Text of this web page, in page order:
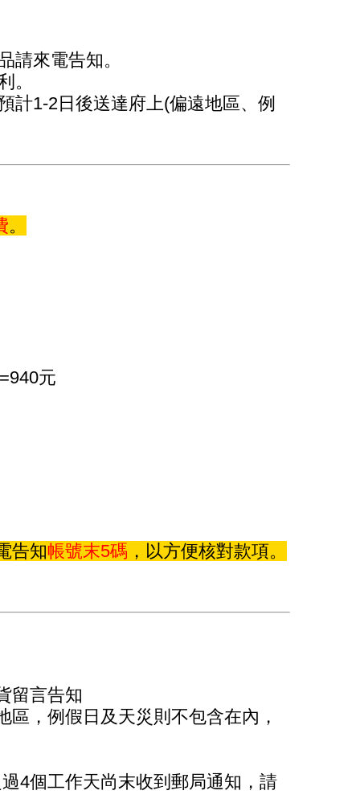
來電告知。
。
1-2日後送達府上(偏遠地區、例
。
元
告知帳號末5碼 ，以方便核對款項。
留言告知
，例假日及天災則不包含在內，
4個工作天尚末收到郵局通知，請